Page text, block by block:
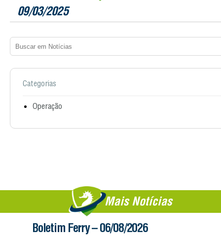
09/03/2025
Categorias
Operação
Mais Notícias
Boletim Ferry – 06/08/2026